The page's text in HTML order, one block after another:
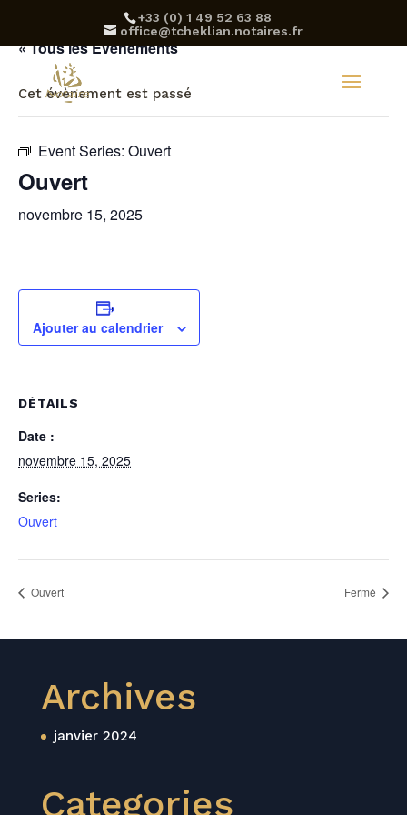
‪+33 (0) 1 49 52 63 88‬
office@tcheklian.notaires.fr
« Tous les Évènements
Cet évènement est passé
Event Series: Ouvert
Ouvert
novembre 15, 2025
Ajouter au calendrier
DÉTAILS
Date :
novembre 15, 2025
Series:
Ouvert
Ouvert Fermé
Archives
janvier 2024
Categories